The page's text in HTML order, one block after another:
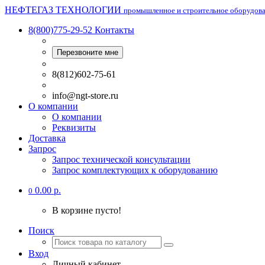
НЕФТЕГАЗ ТЕХНОЛОГИИ промышленное и строительное
8(800)775-29-52 Контакты
Перезвоните мне
8(812)602-75-61
info@ngt-store.ru
О компании
О компании
Реквизиты
Доставка
Запрос
Запрос технической консультации
Запрос комплектующих к оборудованию
0 0.00 р.
В корзине пусто!
Поиск
Вход